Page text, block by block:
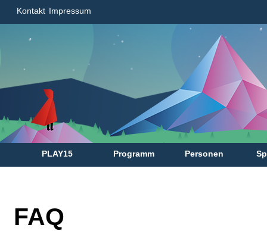
Kontakt Impressum
PLAY15 Programm Personen
FAQ